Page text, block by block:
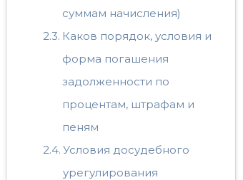
суммам начисления)
Каков порядок, условия и
форма погашения
задолженности по
процентам, штрафам и
пеням
Условия досудебного
урегулирования